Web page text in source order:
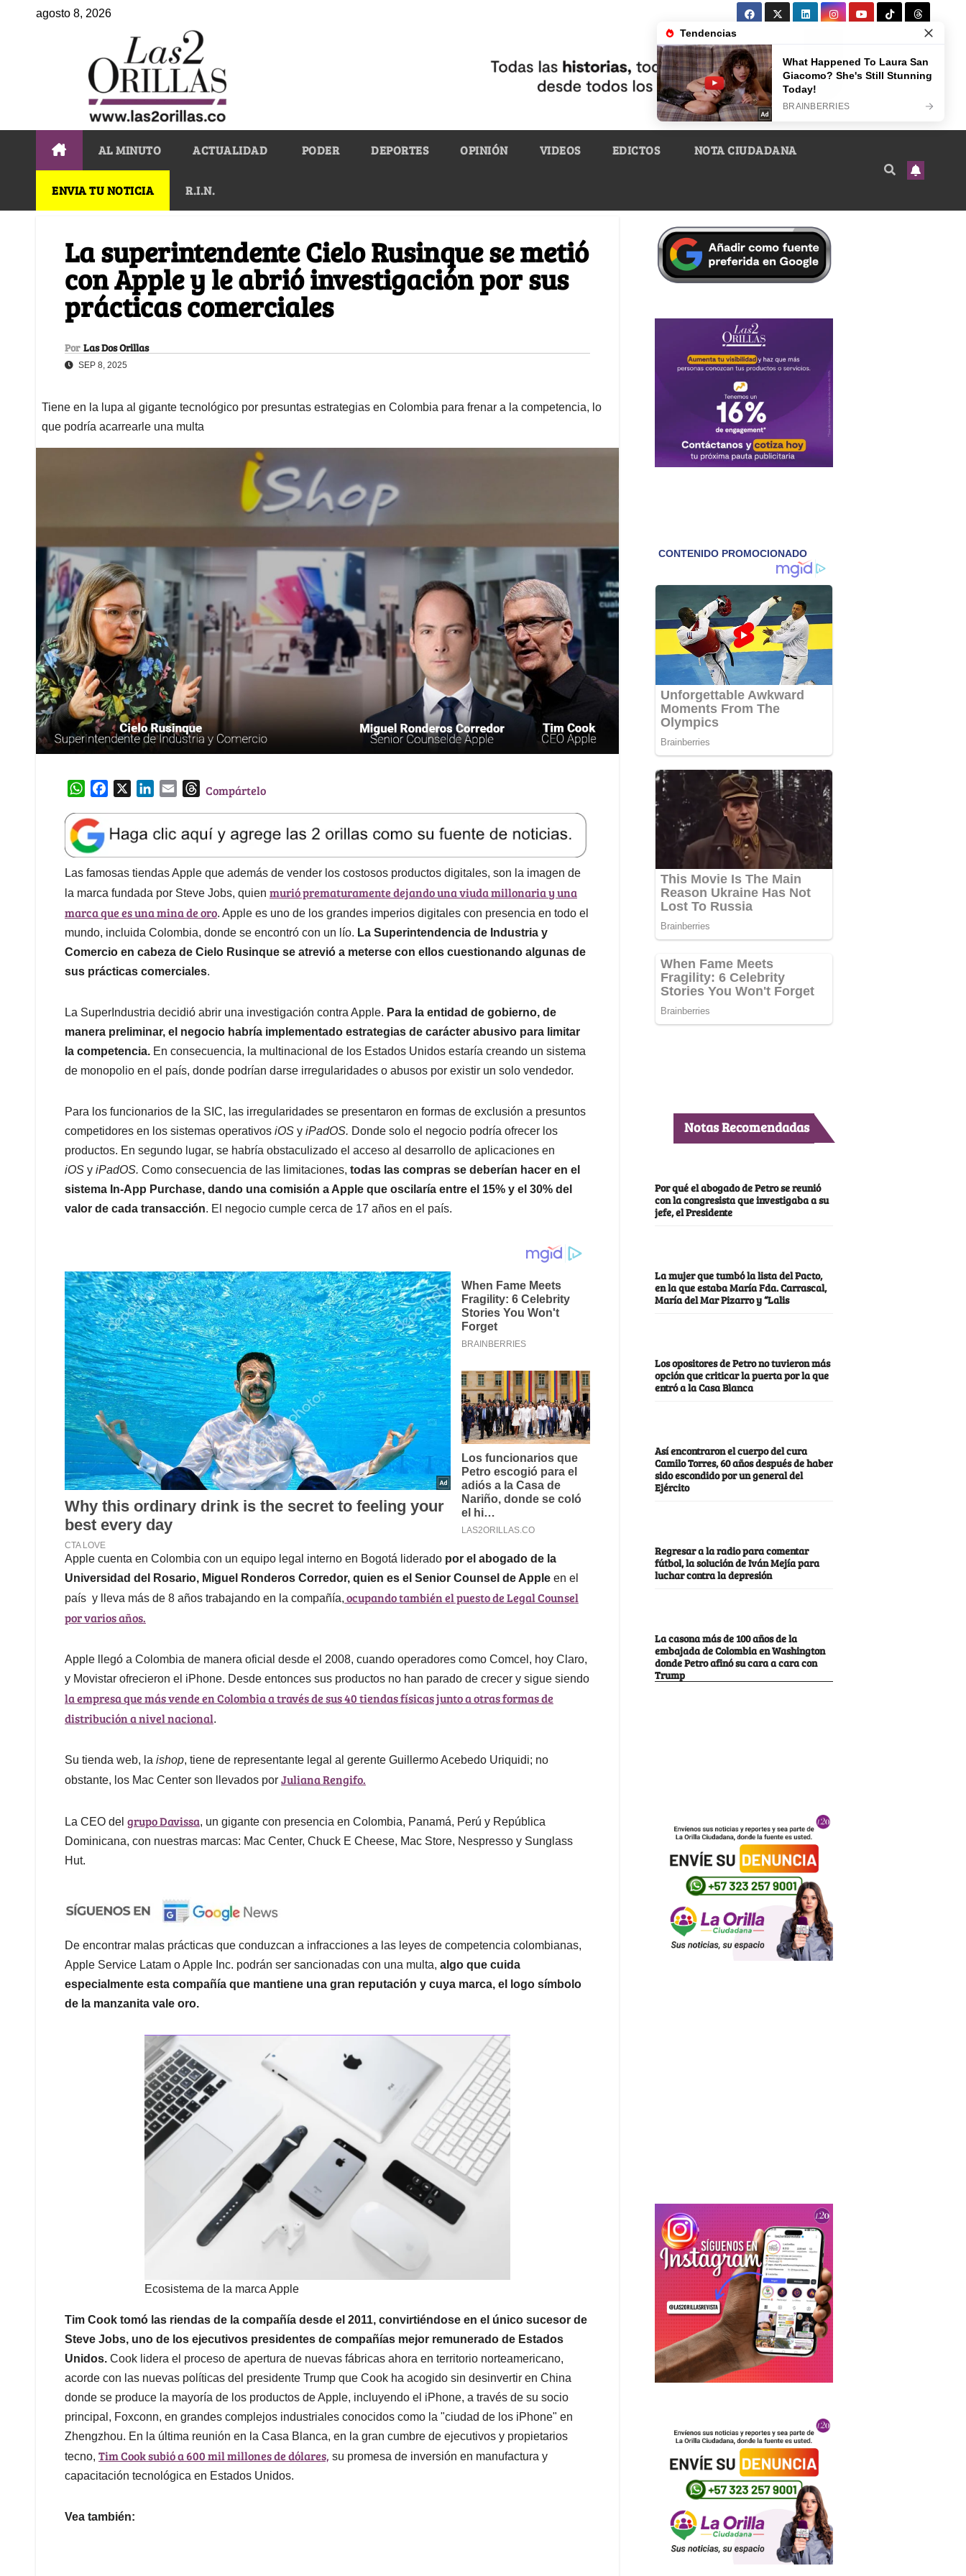
agosto 8, 2026
AL MINUTO ACTUALIDAD PODER DEPORTES OPINIÓN VIDEOS EDICTOS NOTA CIUDADANA
ENVIA TU NOTICIA R.I.N.
La superintendente Cielo Rusinque se metió
con Apple y le abrió investigación por sus
prácticas comerciales
Por Las Dos Orillas
SEP 8, 2025
Tiene en la lupa al gigante tecnológico por presuntas estrategias en Colombia para frenar a la competencia, lo
que podría acarrearle una multa
W
a
t
s
A
p
p
e
b
o
o
k
k
e
d
I
n
l
T
e
a
d
s
Compártelo
Las famosas tiendas Apple que además de vender los costosos productos digitales, son la imagen de
la marca fundada por Steve Jobs, quien murió prematuramente dejando una viuda millonaria y una
marca que es una mina de oro. Apple es uno de los grandes imperios digitales con presencia en todo el
mundo, incluida Colombia, donde se encontró con un lío. La Superintendencia de Industria y
Comercio en cabeza de Cielo Rusinque se atrevió a meterse con ellos cuestionando algunas de
sus prácticas comerciales.
La SuperIndustria decidió abrir una investigación contra Apple. Para la entidad de gobierno, de
manera preliminar, el negocio habría implementado estrategias de carácter abusivo para limitar
la competencia. En consecuencia, la multinacional de los Estados Unidos estaría creando un sistema
de monopolio en el país, donde podrían darse irregularidades o abusos por existir un solo vendedor.
Para los funcionarios de la SIC, las irregularidades se presentaron en formas de exclusión a presuntos
competidores en los sistemas operativos iOS y iPadOS. Donde solo el negocio podría ofrecer los
productos. En segundo lugar, se habría obstaculizado el acceso al desarrollo de aplicaciones en
iOS y iPadOS. Como consecuencia de las limitaciones, todas las compras se deberían hacer en el
sistema In-App Purchase, dando una comisión a Apple que oscilaría entre el 15% y el 30% del
valor de cada transacción. El negocio cumple cerca de 17 años en el país.
Apple cuenta en Colombia con un equipo legal interno en Bogotá liderado por el abogado de la
Universidad del Rosario, Miguel Ronderos Corredor, quien es el Senior Counsel de Apple en el
país y lleva más de 8 años trabajando en la compañía, ocupando también el puesto de Legal Counsel
por varios años.
Apple llegó a Colombia de manera oficial desde el 2008, cuando operadores como Comcel, hoy Claro,
y Movistar ofrecieron el iPhone. Desde entonces sus productos no han parado de crecer y sigue siendo
la empresa que más vende en Colombia a través de sus 40 tiendas físicas junto a otras formas de
distribución a nivel nacional.
Su tienda web, la ishop, tiene de representante legal al gerente Guillermo Acebedo Uriquidi; no
obstante, los Mac Center son llevados por Juliana Rengifo.
La CEO del grupo Davissa, un gigante con presencia en Colombia, Panamá, Perú y República
Dominicana, con nuestras marcas: Mac Center, Chuck E Cheese, Mac Store, Nespresso y Sunglass
Hut.
De encontrar malas prácticas que conduzcan a infracciones a las leyes de competencia colombianas,
Apple Service Latam o Apple Inc. podrán ser sancionadas con una multa, algo que cuida
especialmente esta compañía que mantiene una gran reputación y cuya marca, el logo símbolo
de la manzanita vale oro.
Ecosistema de la marca Apple
Tim Cook tomó las riendas de la compañía desde el 2011, convirtiéndose en el único sucesor de
Steve Jobs, uno de los ejecutivos presidentes de compañías mejor remunerado de Estados
Unidos. Cook lidera el proceso de apertura de nuevas fábricas ahora en territorio norteamericano,
acorde con las nuevas políticas del presidente Trump que Cook ha acogido sin desinvertir en China
donde se produce la mayoría de los productos de Apple, incluyendo el iPhone, a través de su socio
principal, Foxconn, en grandes complejos industriales conocidos como la "ciudad de los iPhone" en
Zhengzhou. En la última reunión en la Casa Blanca, en la gran cumbre de ejecutivos y propietarios
tecno, Tim Cook subió a 600 mil millones de dólares, su promesa de inversión en manufactura y
capacitación tecnológica en Estados Unidos.
Vea también:
Notas Recomendadas
Por qué el abogado de Petro se reunió
con la congresista que investigaba a su
jefe, el Presidente
La mujer que tumbó la lista del Pacto,
en la que estaba María Fda. Carrascal,
María del Mar Pizarro y “Lalis
Los opositores de Petro no tuvieron más
opción que criticar la puerta por la que
entró a la Casa Blanca
Así encontraron el cuerpo del cura
Camilo Torres, 60 años después de haber
sido escondido por un general del
Ejército
Regresar a la radio para comentar
fútbol, la solución de Iván Mejía para
luchar contra la depresión
La casona más de 100 años de la
embajada de Colombia en Washington
donde Petro afinó su cara a cara con
Trump